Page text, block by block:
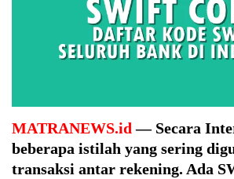
MATRANEWS.id — Secara
beberapa istilah yang sering
transaksi antar rekening. Ada